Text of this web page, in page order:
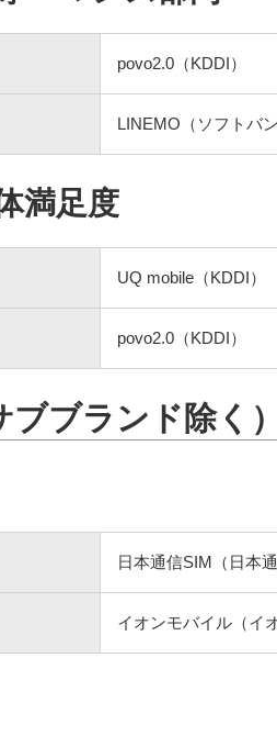
povo2.0（KDDI）
LINEMO（ソフトバ
満足度
UQ mobile（KDDI）
povo2.0（KDDI）
ブランド除く
日本通信SIM（日本
イオンモバイル（イ